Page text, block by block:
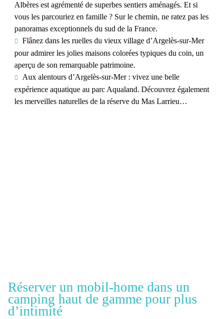
Albères est agrémenté de superbes sentiers aménagés. Et si
vous les parcouriez en famille ? Sur le chemin, ne ratez pas les
panoramas exceptionnels du sud de la France.
Flânez dans les ruelles du vieux village d’Argelès-sur-Mer
pour admirer les jolies maisons colorées typiques du coin, un
aperçu de son remarquable patrimoine.
Aux alentours d’Argelès-sur-Mer : vivez une belle
expérience aquatique au parc Aqualand. Découvrez également
les merveilles naturelles de la réserve du Mas Larrieu…
Réserver un mobil-home dans un
camping haut de gamme pour plus
d’intimité